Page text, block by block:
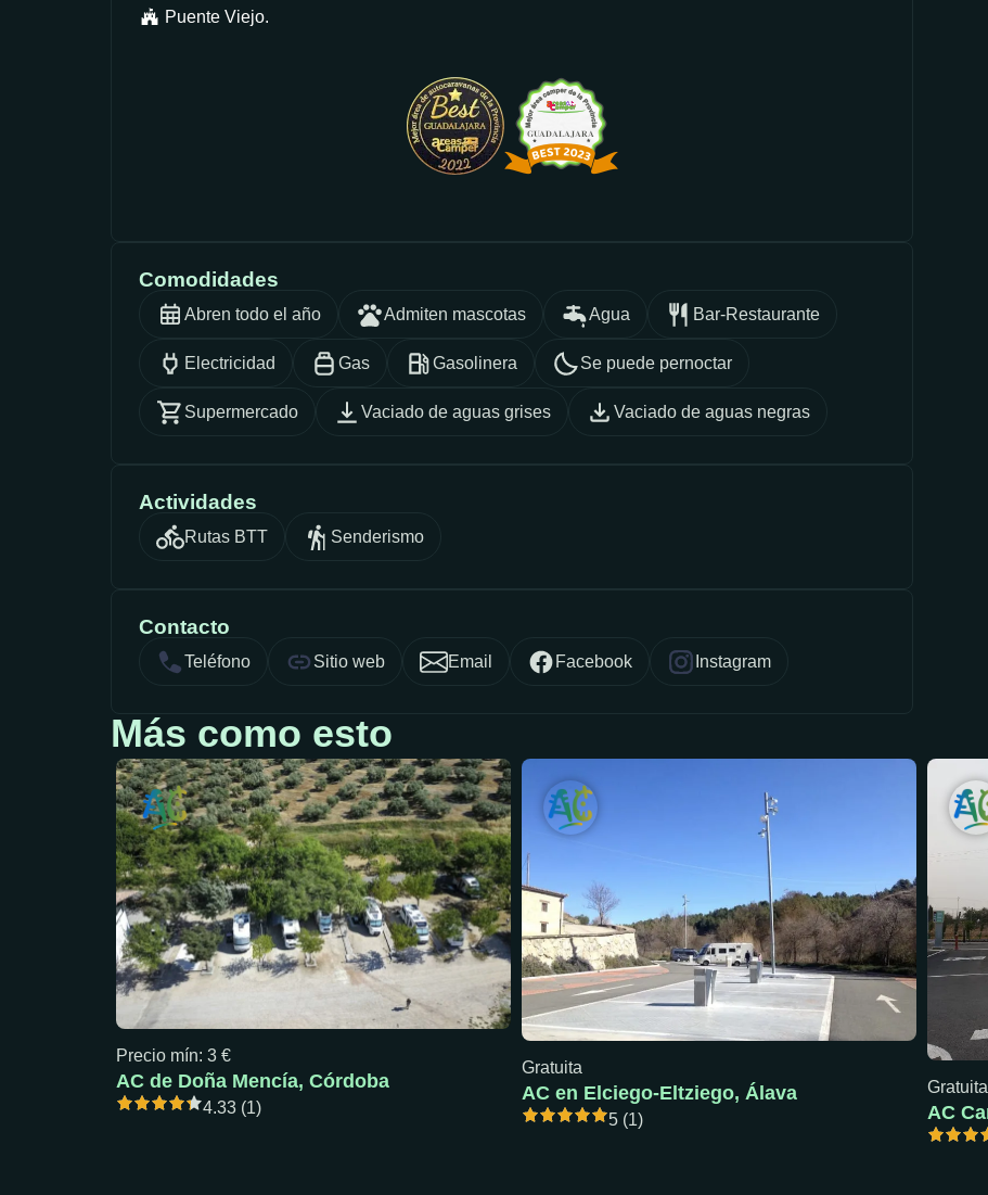
Puente Viejo.
Comodidades
Abren todo el año Admiten mascotas Agua Bar-Restaurante
Electricidad Gas Gasolinera Se puede pernoctar
Supermercado Vaciado de aguas grises Vaciado de aguas negras
Actividades
Rutas BTT Senderismo
Contacto
Teléfono Sitio web Email Facebook Instagram
Más como esto
Precio mín: 3 €
AC de Doña Mencía, Córdoba
4.33 (1)
Gratuita
AC en Elciego-Eltziego, Álava
5 (1)
Gratuita